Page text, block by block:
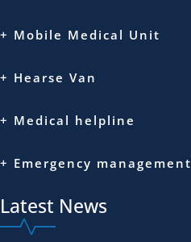
+ Mobile Medical Unit
+ Hearse Van
+ Medical helpline
+ Emergency management
Latest News